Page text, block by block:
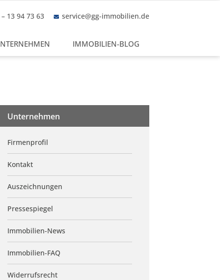
13 94 73 63 service@gg-immobilien.de
IMMOBILIEN-BLOG
Unternehmen
Firmenprofil
Kontakt
Auszeichnungen
Pressespiegel
Immobilien-News
Immobilien-FAQ
Widerrufsrecht